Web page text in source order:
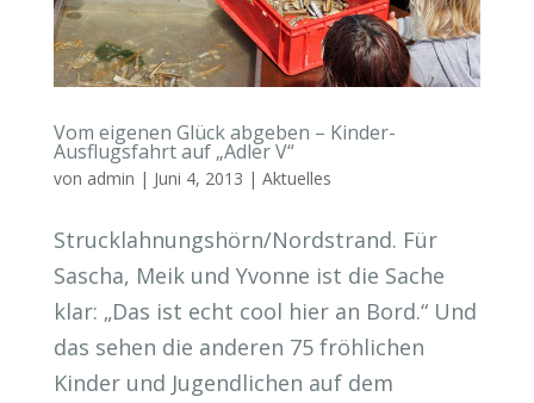
Vom eigenen Glück abgeben – Kinder-
Ausflugsfahrt auf „Adler V“
von admin | Juni 4, 2013 | Aktuelles
Strucklahnungshörn/Nordstrand. Für
Sascha, Meik und Yvonne ist die Sache
klar: „Das ist echt cool hier an Bord.“ Und
das sehen die anderen 75 fröhlichen
Kinder und Jugendlichen auf dem